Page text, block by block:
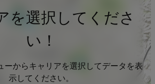
を選択してくださ
い！
ーからキャリアを選択してデータを表
示してください。